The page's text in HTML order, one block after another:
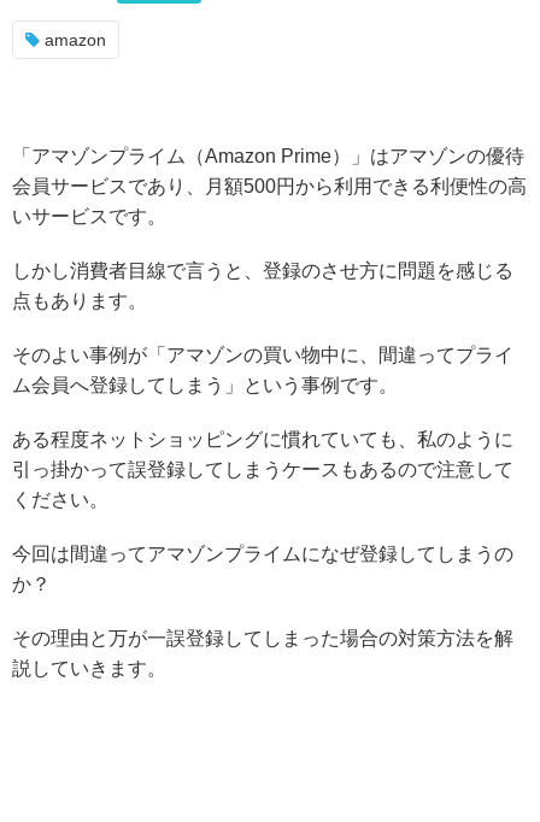
amazon
「アマゾンプライム（Amazon Prime）」はアマゾンの優待
会員サービスであり、月額500円から利用できる利便性の高
いサービスです。
しかし消費者目線で言うと、登録のさせ方に問題を感じる
点もあります。
そのよい事例が「アマゾンの買い物中に、間違ってプライ
ム会員へ登録してしまう」という事例です。
ある程度ネットショッピングに慣れていても、私のように
引っ掛かって誤登録してしまうケースもあるので注意して
ください。
今回は間違ってアマゾンプライムになぜ登録してしまうの
か？
その理由と万が一誤登録してしまった場合の対策方法を解
説していきます。